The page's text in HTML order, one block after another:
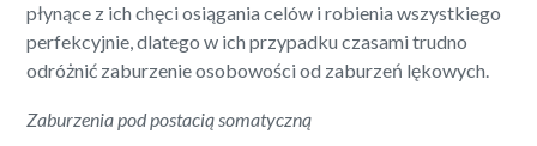
płynące z ich chęci osiągania celów i robienia wszystkiego
perfekcyjnie, dlatego w ich przypadku czasami trudno
odróżnić zaburzenie osobowości od zaburzeń lękowych.
Zaburzenia pod postacią somatyczną